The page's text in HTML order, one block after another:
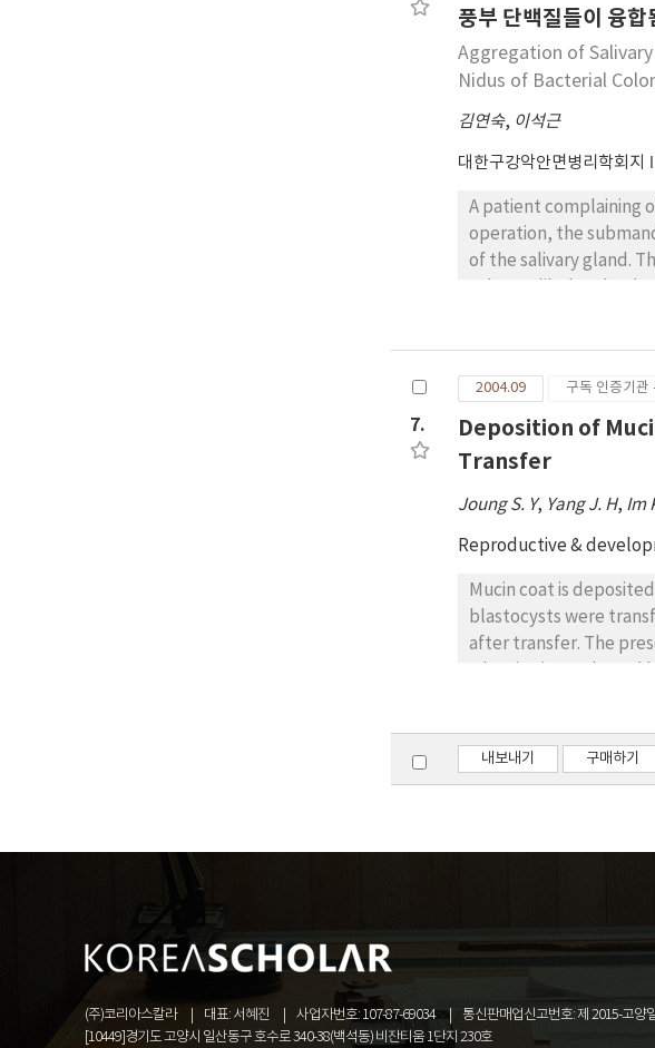
풍부 단백질들이 융합
Aggregation of
Nidus of Bacterial
김연숙, 이석근
대한구강악안면병리학회지
A patient complaining
operation, the
of the salivary gland.
excretory ducts were
containing amorphous
microorganisms were
materials which were
of the bacterial
positive reaction of
TGase-4.
7.
2004.09 구독 인증기관
Deposition of
Transfer
Joung S. Y, Yang J. H, Im
Reproductive &
Mucin coat is
blastocysts were
after transfer. The
were collected by
synchronized
recovered at 24 and
blastocysts from
recovered from
blastocyst from
synchronized
thickness. From
transferred to oviduct
deposition of mucin
내보내기 구매하기
(주)코리아스칼라 대표: 서혜진 사업자번호: 107-87-69034 통신판매업신고번호: 제 2015-고양
[10449]경기도 고양시 일산동구 호수로 340-38(백석동) 비잔티움 1단지 230호